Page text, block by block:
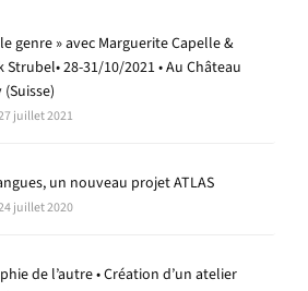
genre » avec Marguerite Capelle &
Strubel• 28-31/10/2021 • Au Château
juillet 2021
un nouveau projet ATLAS
juillet 2020
de l’autre • Création d’un atelier